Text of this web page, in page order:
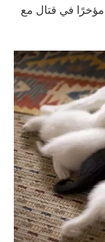
في قتال مع